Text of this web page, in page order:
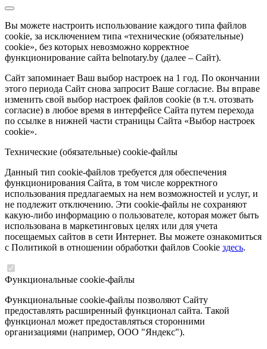
Вы можете настроить использование каждого типа файлов
cookie, за исключением типа «технические (обязательные)
cookie», без которых невозможно корректное
функционирование сайта belnotary.by (далее – Сайт).
Сайт запоминает Ваш выбор настроек на 1 год. По окончании
этого периода Сайт снова запросит Ваше согласие. Вы вправе
изменить свой выбор настроек файлов cookie (в т.ч. отозвать
согласие) в любое время в интерфейсе Сайта путем перехода
по ссылке в нижней части страницы Сайта «Выбор настроек
cookie».
Технические (обязательные) cookie-файлы
Данный тип cookie-файлов требуется для обеспечения
функционирования Сайта, в том числе корректного
использования предлагаемых на нем возможностей и услуг, и
не подлежит отключению. Эти cookie-файлы не сохраняют
какую-либо информацию о пользователе, которая может быть
использована в маркетинговых целях или для учета
посещаемых сайтов в сети Интернет. Вы можете ознакомиться
с Политикой в отношении обработки файлов Cookie здесь.
Функциональные cookie-файлы
Функциональные cookie-файлы позволяют Сайту
предоставлять расширенный функционал сайта. Такой
функционал может предоставляться сторонними
организациями (например, ООО "Яндекс").